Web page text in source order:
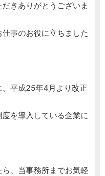
きありがとうございま
事のお役に立ちました
平成25年4月より改正
度を導入している企業に
、当事務所までお気軽